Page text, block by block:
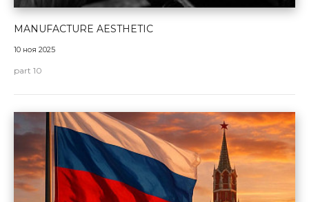
MANUFACTURE AESTHETIC
10 ноя 2025
part 10